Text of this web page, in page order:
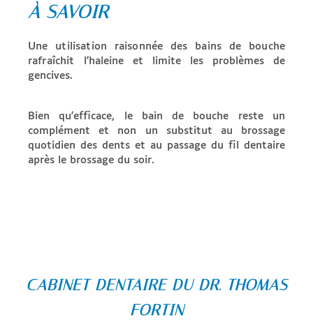
À SAVOIR
Une utilisation raisonnée des bains de bouche
rafraîchit
l’haleine et limite les problèmes de
gencives.
Bien qu'efficace, le bain de bouche reste un
complément et non un substitut au brossage
quotidien des dents et au passage du fil dentaire
après le brossage du soir.
CABINET DENTAIRE DU DR. THOMAS
FORTIN